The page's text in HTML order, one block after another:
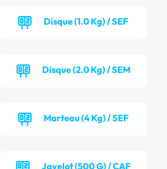
Disque (1.0 Kg) / SEF
Disque (2.0 Kg) / SEM
Marteau (4 Kg) / SEF
Javelot (500 G) / CAF